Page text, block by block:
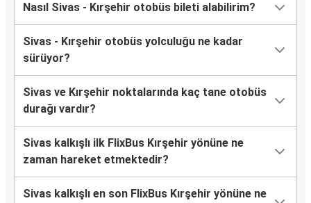
Nasıl Sivas - Kırşehir otobüs bileti alabilirim?
Sivas - Kırşehir otobüs yolculuğu ne kadar
sürüyor?
Sivas ve Kırşehir noktalarında kaç tane otobüs
durağı vardır?
Sivas kalkışlı ilk FlixBus Kırşehir yönüne ne
zaman hareket etmektedir?
Sivas kalkışlı en son FlixBus Kırşehir yönüne ne